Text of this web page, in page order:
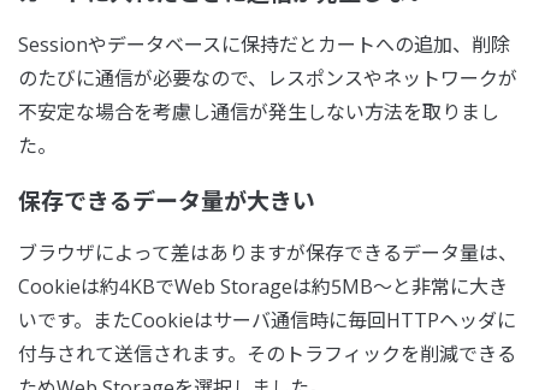
Sessionやデータベースに保持だとカートへの追加、削除
のたびに通信が必要なので、レスポンスやネットワークが
不安定な場合を考慮し通信が発生しない方法を取りまし
た。
保存できるデータ量が大きい
ブラウザによって差はありますが保存できるデータ量は、
Cookieは約4KBでWeb Storageは約5MB〜と非常に大き
いです。またCookieはサーバ通信時に毎回HTTPヘッダに
付与されて送信されます。そのトラフィックを削減できる